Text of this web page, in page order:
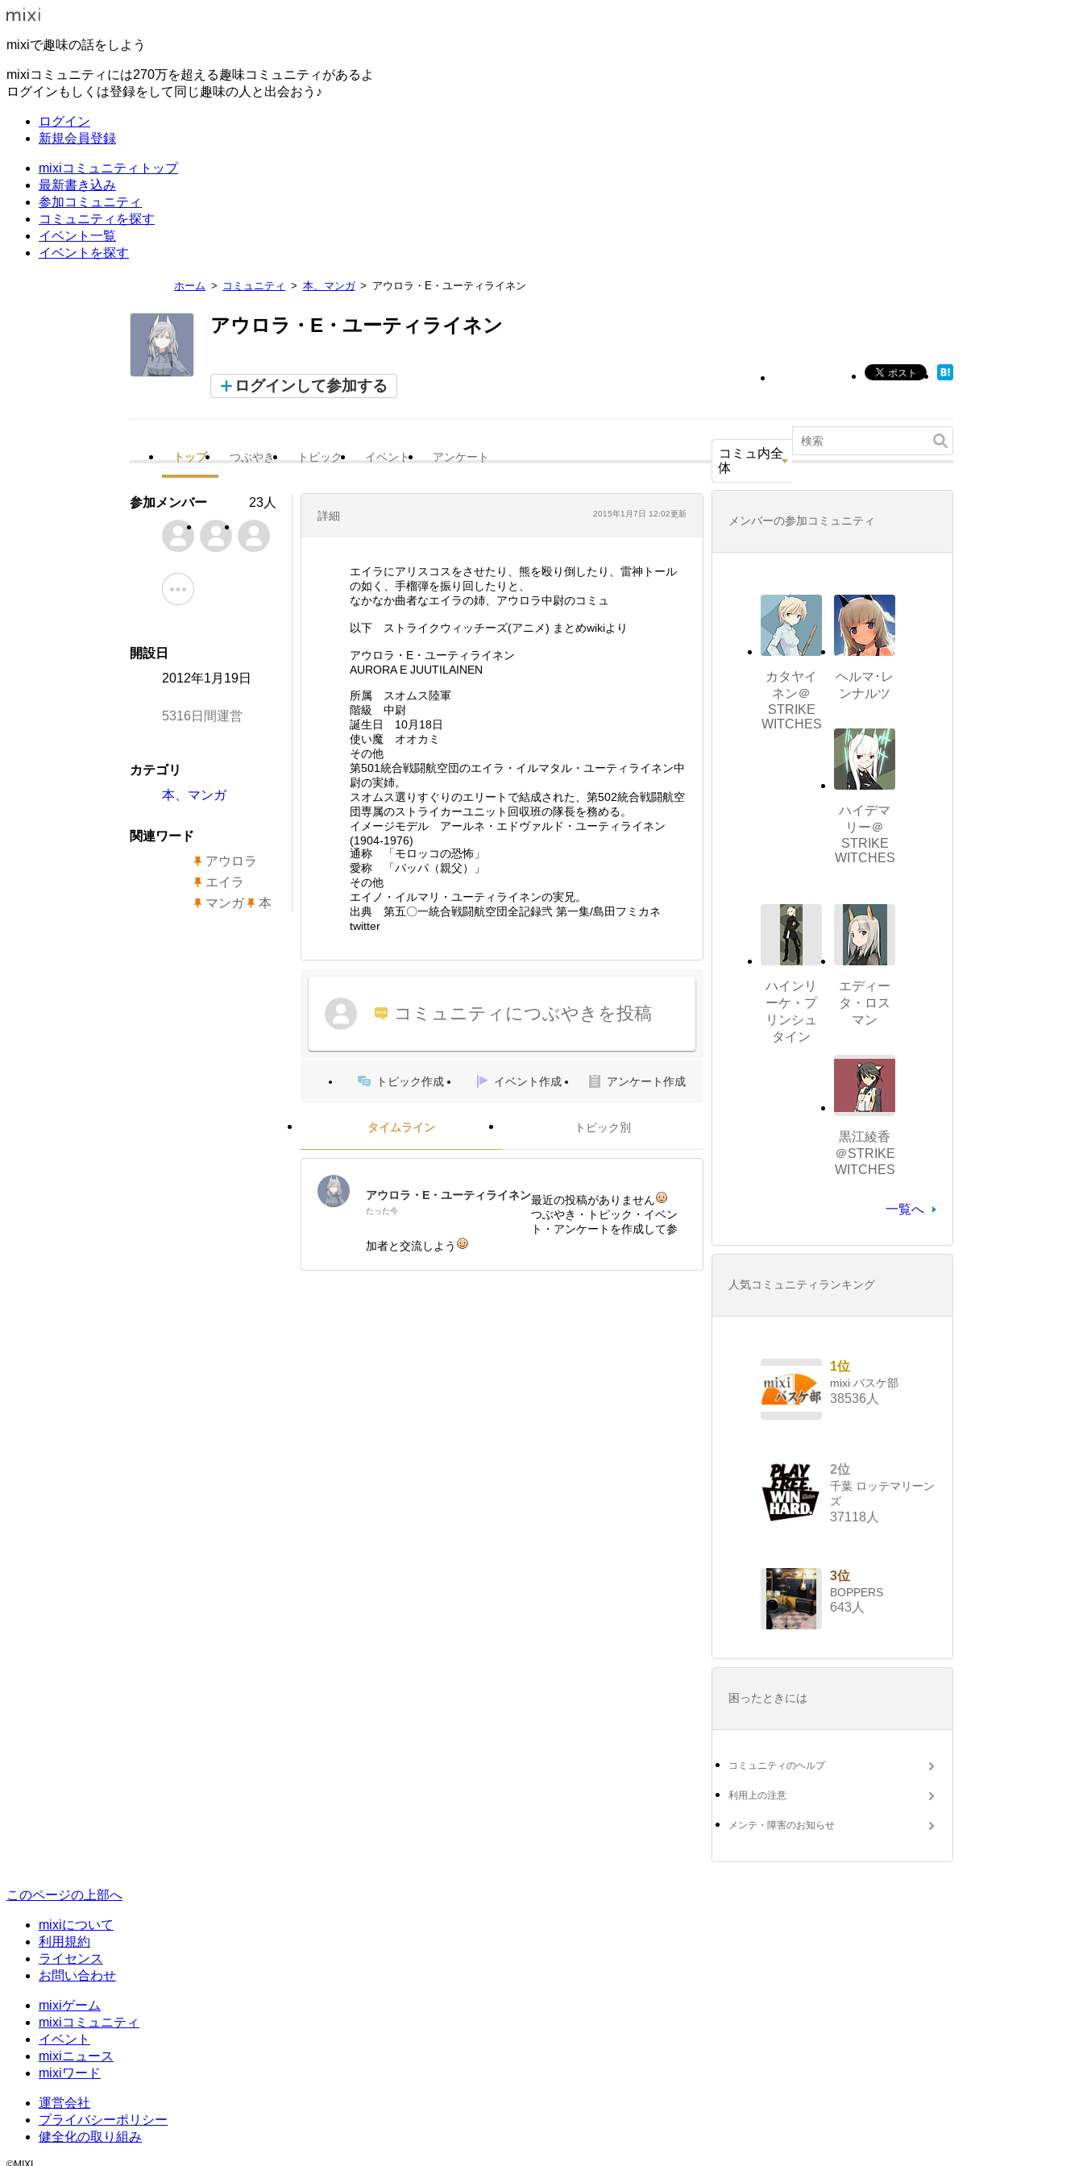
mixiで趣味の話をしよう
mixiコミュニティには270万を超える趣味コミュニティがあるよ
ログインもしくは登録をして同じ趣味の人と出会おう♪
ログイン
新規会員登録
mixiコミュニティトップ
最新書き込み
参加コミュニティ
コミュニティを探す
イベント一覧
イベントを探す
ホーム コミュニティ 本、マンガ アウロラ・E・ユーティライネン
アウロラ・E・ユーティライネン
ログインして参加する
トップ つぶやき トピック イベント アンケート
コミュ内全
体
詳細 2015年1月7日 12:02更新
エイラにアリスコスをさせたり、熊を殴り倒したり、雷神トール
の如く、手榴弾を振り回したりと、
なかなか曲者なエイラの姉、アウロラ中尉のコミュ
以下 ストライクウィッチーズ(アニメ) まとめwikiより
アウロラ・E・ユーティライネン
AURORA E JUUTILAINEN
所属 スオムス陸軍
階級 中尉
誕生日 10月18日
使い魔 オオカミ
その他
第501統合戦闘航空団のエイラ・イルマタル・ユーティライネン中
尉の実姉。
スオムス選りすぐりのエリートで結成された、第502統合戦闘航空
団専属のストライカーユニット回収班の隊長を務める。
イメージモデル アールネ・エドヴァルド・ユーティライネン
(1904-1976)
通称 「モロッコの恐怖」
愛称 「パッパ（親父）」
その他
エイノ・イルマリ・ユーティライネンの実兄。
出典 第五〇一統合戦闘航空団全記録弐 第一集/島田フミカネ
twitter
コミュニティにつぶやきを投稿
トピック作成 イベント作成 アンケート作成
タイムライン トピック別
アウロラ・E・ユーティライネン
たった今
最近の投稿がありません
つぶやき・トピック・イベン
ト・アンケートを作成して参
加者と交流しよう
参加メンバー 23人
開設日
2012年1月19日
5316日間運営
カテゴリ
本、マンガ
関連ワード
アウロラ
エイラ
マンガ
本
メンバーの参加コミュニティ
カタヤイ
ネン＠
STRIKE
WITCHES
ヘルマ･レ
ンナルツ
ハイデマ
リー＠
STRIKE
WITCHES
ハインリ
ーケ・プ
リンシュ
タイン
エディー
タ・ロス
マン
黒江綾香
＠STRIKE
WITCHES
一覧へ
人気コミュニティランキング
1位
mixi バスケ部
38536人
2位
千葉 ロッテマリーン
ズ
37118人
3位
BOPPERS
643人
困ったときには
コミュニティのヘルプ
利用上の注意
メンテ・障害のお知らせ
このページの上部へ
mixiについて
利用規約
ライセンス
お問い合わせ
mixiゲーム
mixiコミュニティ
イベント
mixiニュース
mixiワード
運営会社
プライバシーポリシー
健全化の取り組み